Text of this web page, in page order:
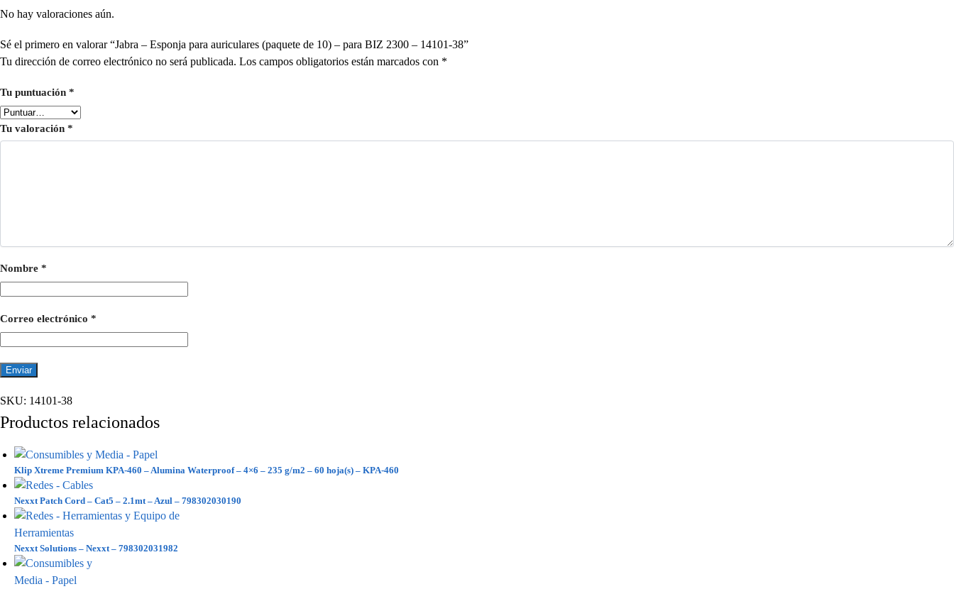
No hay valoraciones aún.
Sé el primero en valorar “Jabra – Esponja para auriculares (paquete de 10) – para BIZ 2300 – 14101-38”
Tu dirección de correo electrónico no será publicada. Los campos obligatorios están marcados con *
Tu puntuación *
Tu valoración *
Nombre *
Correo electrónico *
SKU: 14101-38
Productos relacionados
Klip Xtreme Premium KPA-460 – Alumina Waterproof – 4×6 – 235 g/m2 – 60 hoja(s) – KPA-460
Nexxt Patch Cord – Cat5 – 2.1mt – Azul – 798302030190
Nexxt Solutions – Nexxt – 798302031982